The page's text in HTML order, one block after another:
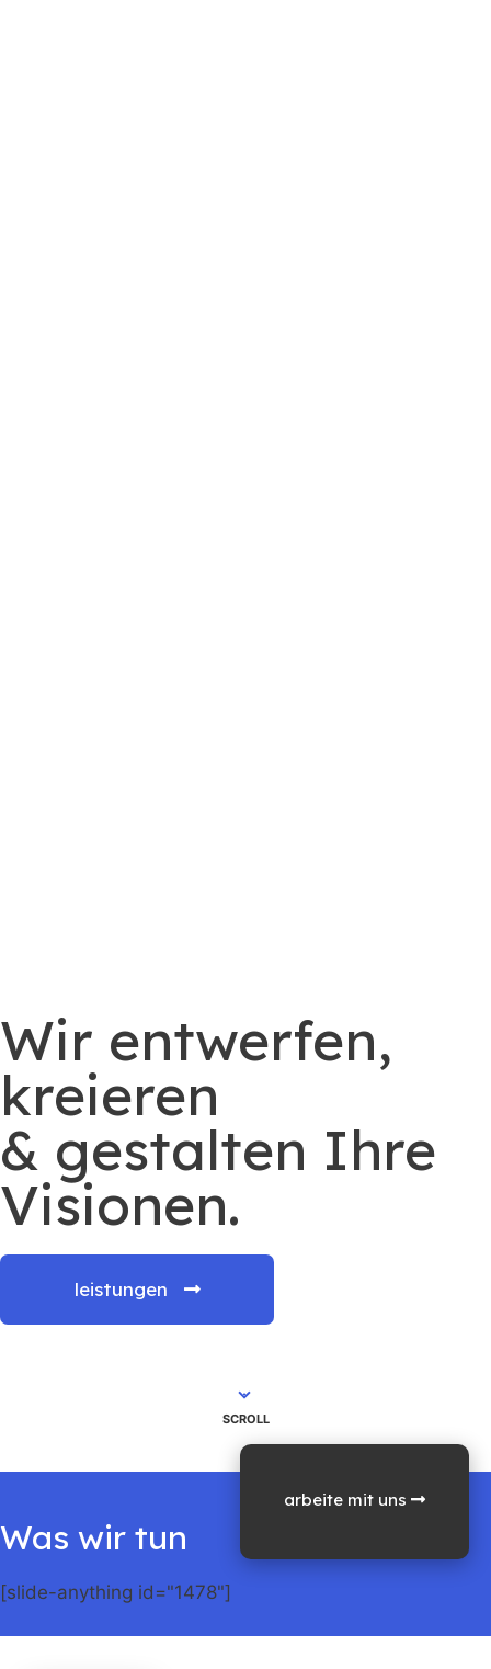
Wir entwerfen,
kreieren
& gestalten Ihre
Visionen.
leistungen
arbeite mit uns
SCROLL
Was wir tun
[slide-anything id="1478"]